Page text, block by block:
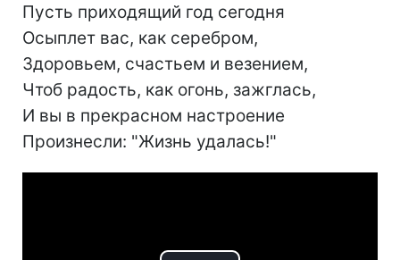
Пусть приходящий год сегодня
Осыплет вас, как серебром,
Здоровьем, счастьем и везением,
Чтоб радость, как огонь, зажглась,
И вы в прекрасном настроение
Произнесли: "Жизнь удалась!"